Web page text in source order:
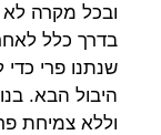
ובכל מקרה לא
בדרך כלל
שנתנו פרי
היבול הבא.
וללא צמיחת